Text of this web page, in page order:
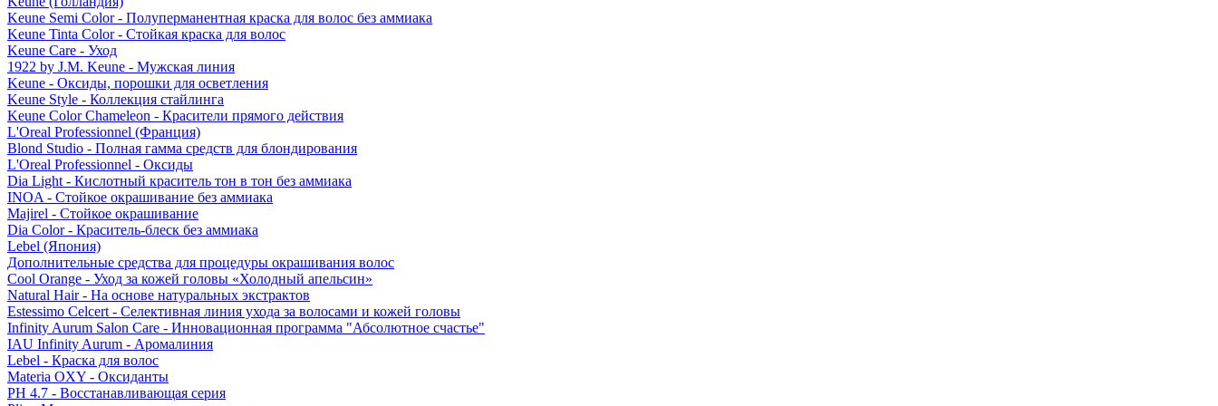
Keune Semi Color - Полуперманентная краска для волос без аммиака
Keune Tinta Color - Стойкая краска для волос
Keune Care - Уход
1922 by J.M. Keune - Мужская линия
Keune - Оксиды, порошки для осветления
Keune Style - Коллекция стайлинга
Keune Color Chameleon - Красители прямого действия
L'Oreal Professionnel (Франция)
Blond Studio - Полная гамма средств для блондирования
L'Oreal Professionnel - Оксиды
Dia Light - Кислотный краситель тон в тон без аммиака
INOA - Стойкое окрашивание без аммиака
Majirel - Стойкое окрашивание
Dia Color - Краситель-блеск без аммиака
Lebel (Япония)
Дополнительные средства для процедуры окрашивания волос
Cool Orange - Уход за кожей головы «Холодный апельсин»
Natural Hair - На основе натуральных экстрактов
Estessimo Celcert - Селективная линия ухода за волосами и кожей головы
Infinity Aurum Salon Care - Инновационная программа "Абсолютное счастье"
IAU Infinity Aurum - Аромалиния
Lebel - Краска для волос
Materia OXY - Оксиданты
PH 4.7 - Восстанавливающая серия